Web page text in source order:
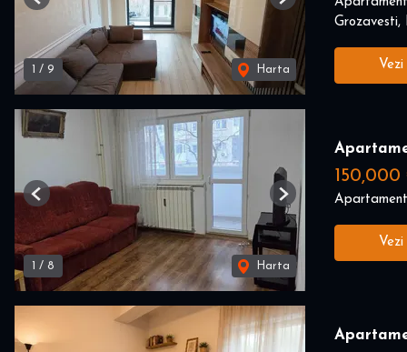
/ 9 Harta
Previous Next
Grozavesti,
/ 8 Harta
Previous Next
150,000